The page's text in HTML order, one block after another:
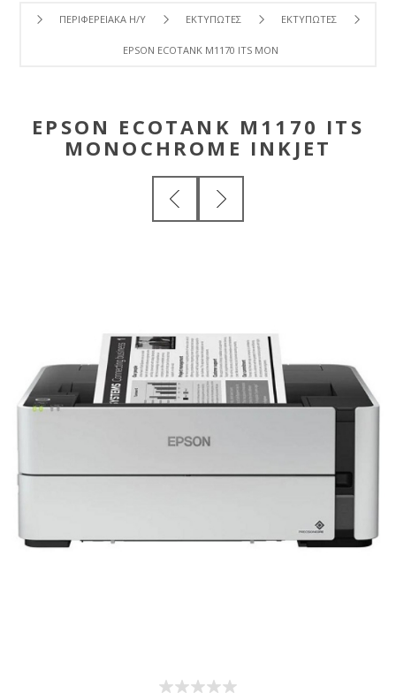
ΠΕΡΙΦΕΡΕΙΑΚΑ Η/Υ ΕΚΤΥΠΩΤΕΣ ΕΚΤΥΠΩΤΕΣ
EPSON ECOTANK M1170 ITS MONOCHROME INKJET
EPSON ECOTANK M1170 ITS
MONOCHROME INKJET